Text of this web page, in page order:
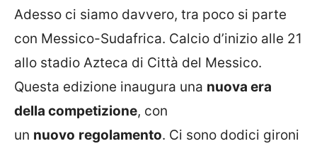
Adesso ci siamo davvero, tra poco si parte
con Messico-Sudafrica. Calcio d’inizio alle 21
allo stadio Azteca di Città del Messico.
Questa edizione inaugura una nuova era
della competizione, con
un nuovo regolamento. Ci sono dodici gironi